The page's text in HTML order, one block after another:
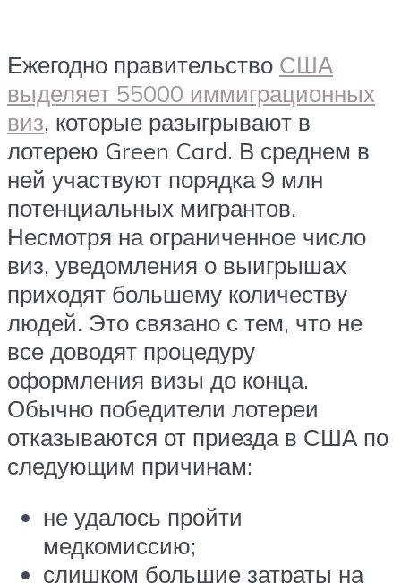
Ежегодно правительство США
выделяет 55000 иммиграционных
виз, которые разыгрывают в
лотерею Green Card. В среднем в
ней участвуют порядка 9 млн
потенциальных мигрантов.
Несмотря на ограниченное число
виз, уведомления о выигрышах
приходят большему количеству
людей. Это связано с тем, что не
все доводят процедуру
оформления визы до конца.
Обычно победители лотереи
отказываются от приезда в США по
следующим причинам:
не удалось пройти
медкомиссию;
слишком большие затраты на